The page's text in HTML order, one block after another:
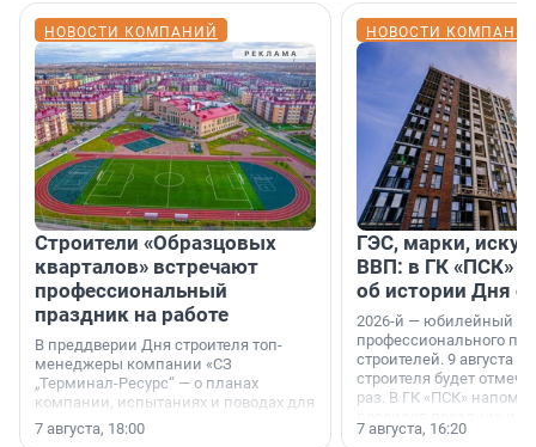
НОВОСТИ КОМПАНИЙ
Строители «Образцовых
кварталов» встречают
профессиональный
праздник на работе
В преддверии Дня строителя топ-
менеджеры компании «СЗ
„Терминал-Ресурс“ — о планах
компании, испытаниях и поводах для
осторожного оптимизма.
7 августа, 18:00
НОВОСТИ
ГЭС, марки,
ВВП: в ГК «ПСК»
об истории Дня
2026-й — юбилейный
профессионального
строителей. 9 августа
строителя будет
раз. В ГК «ПСК»
поменялась роль
7 августа, 16:20